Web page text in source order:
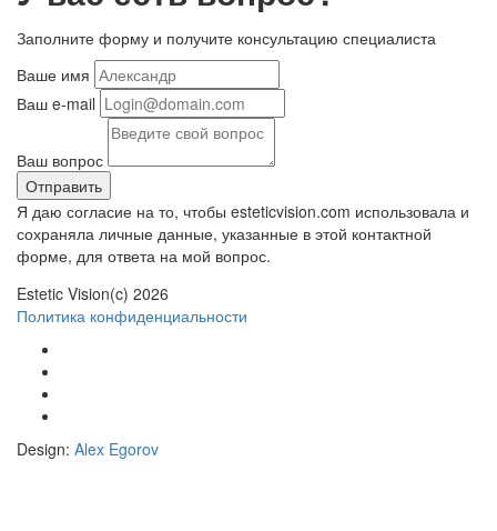
Заполните форму и получите консультацию специалиста
Ваше имя
Ваш e-mail
Ваш вопрос
Отправить
Я даю согласие на то, чтобы esteticvision.com использовала и
сохраняла личные данные, указанные в этой контактной
форме, для ответа на мой вопрос.
Estetic Vision(c) 2026
Политика конфиденциальности
Design: Alex Egorov